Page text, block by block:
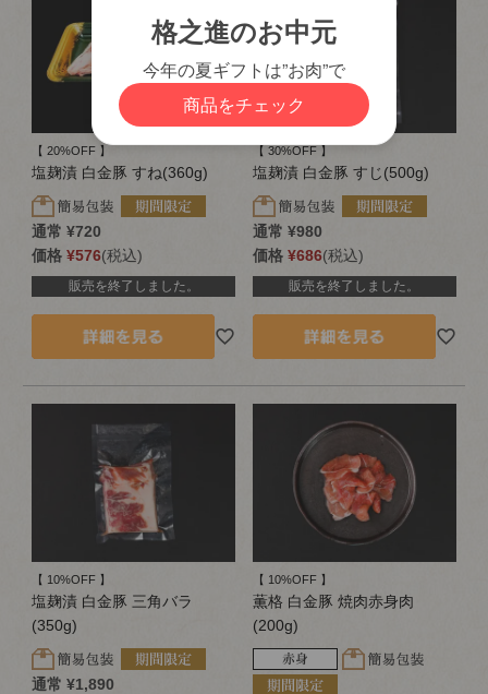
【 20%OFF 】
塩麹漬 白金豚 すね(360g)
通常 ¥720
価格 ¥576 税込
販売を終了しました。
【 30%OFF 】
塩麹漬 白金豚 すじ(500g)
通常 ¥980
価格 ¥686 税込
販売を終了しました。
【 10%OFF 】
塩麹漬 白金豚 三角バラ
(350g)
通常 ¥1,890
【 10%OFF 】
薫格 白金豚 焼肉赤身肉
(200g)